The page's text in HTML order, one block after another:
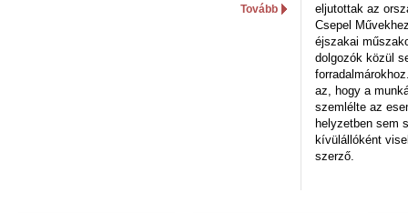
Tovább
eljutottak az
Csepel
éjszakai
dolgozók közül
az, hogy a
szemlélte az
helyzetben sem
kívülállóként
szerző.